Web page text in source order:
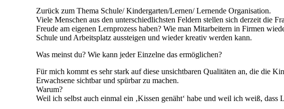
Zurück zum Thema Schule/ Kindergarten/Lernen/ Lernende Organisation.
Viele Menschen aus den unterschiedlichsten Feldern stellen sich derzeit die
Freude am eigenen Lernprozess haben? Wie man Mitarbeitern in Firmen
Schule und Arbeitsplatz aussteigen und wieder kreativ werden kann.
Was meinst du? Wie kann jeder Einzelne das ermöglichen?
Für mich kommt es sehr stark auf diese unsichtbaren Qualitäten an, die die
Erwachsene sichtbar und spürbar zu machen.
Warum?
Weil ich selbst auch einmal ein ‚Kissen genäht‘ habe und weil ich weiß, dass